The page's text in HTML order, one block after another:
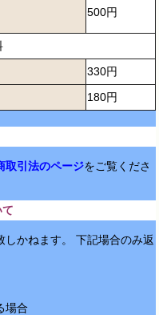
500円
330円
180円
取引法のページをご覧くださ
かねます。 下記場合のみ返
場合